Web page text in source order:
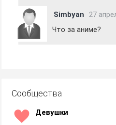
Simbyan 27
Что за аниме?
Сообщества
Девушки